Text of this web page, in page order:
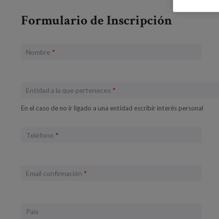
Formulario de Inscripción
Nombre *
Entidad a la que perteneces *
En el caso de no ir ligado a una entidad escribir interés personal
Teléfono *
Email confirmación *
País